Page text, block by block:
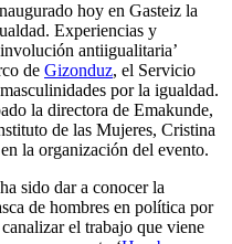
hoy en Gasteiz la
Experiencias y
antiigualitaria’
de Gizonduz, el Servicio
por la igualdad.
la directora de Emakunde,
de las Mujeres, Cristina
la organización del evento.
sido dar a conocer la
de hombres en política por
el trabajo que viene